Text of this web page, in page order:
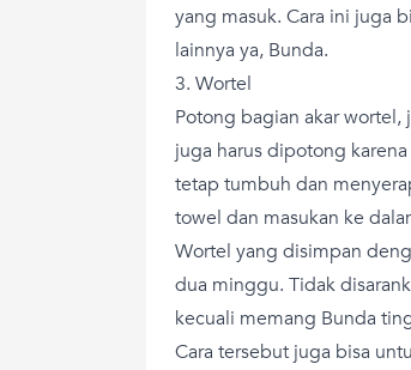
yang masuk. Cara ini juga
lainnya ya, Bunda.
3. Wortel
Potong bagian akar
juga harus dipotong
tetap tumbuh dan
towel dan masukan ke
Wortel yang disimpan
dua minggu. Tidak
kecuali memang Bunda
Cara tersebut juga bisa